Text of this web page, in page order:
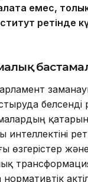
емес,
ретінде
белсенді
интеллектіні
өзгерістер